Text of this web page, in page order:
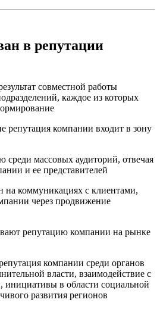
в репутации
совместной работы
каждое из которых
репутация компании входит в зону
среди массовых аудиторий, отвечая
и ее представителей
на коммуникациях с клиентами,
через продвижение
репутацию компании на рынке
компании среди органов
власти, взаимодействие с
в области социальной
развития регионов